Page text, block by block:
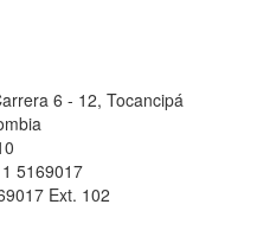
6 - 12, Tocancipá
5169017
Ext. 102